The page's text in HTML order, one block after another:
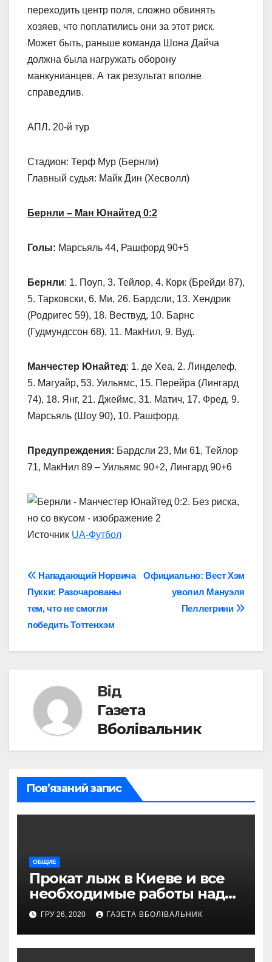
переходить центр поля, сложно обвинять
хозяев, что поплатились они за этот риск.
Может быть, раньше команда Шона Дайча
должна была нагружать оборону
манкунианцев. А так результат вполне
справедлив.
АПЛ. 20-й тур
Стадион: Терф Мур (Бернли)
Главный судья: Майк Дин (Хесволл)
Бернли – Ман Юнайтед 0:2
Голы: Марсьяль 44, Рашфорд 90+5
Бернли: 1. Поуп, 3. Тейлор, 4. Корк (Брейди 87),
5. Тарковски, 6. Ми, 26. Бардсли, 13. Хендрик
(Родригес 59), 18. Вествуд, 10. Барнс
(Гудмундссон 68), 11. МакНил, 9. Вуд.
Манчестер Юнайтед: 1. де Хеа, 2. Линделеф,
5. Магуайр, 53. Уильямс, 15. Перейра (Лингард
74), 18. Янг, 21. Джеймс, 31. Матич, 17. Фред, 9.
Марсьяль (Шоу 90), 10. Рашфорд.
Предупреждения: Бардсли 23, Ми 61, Тейлор
71, МакНил 89 – Уильямс 90+2, Лингард 90+6
Источник UA-Футбол
Навігація
записів
Официально: Вест Хэм
уволил Мануэля
Пеллегрини
Нападающий Норвича
Пукки: Разочарованы
тем, что не смогли
победить Тоттенхэм
Від
Газета
Вболівальник
Пов’язаний запис
ОБЩИЕ
Прокат лыж в Киеве и все
необходимые работы над
снаряжением, которое
проводит магазин
«VELOPARK»
ГРУ 26, 2020 ГАЗЕТА ВБОЛІВАЛЬНИК